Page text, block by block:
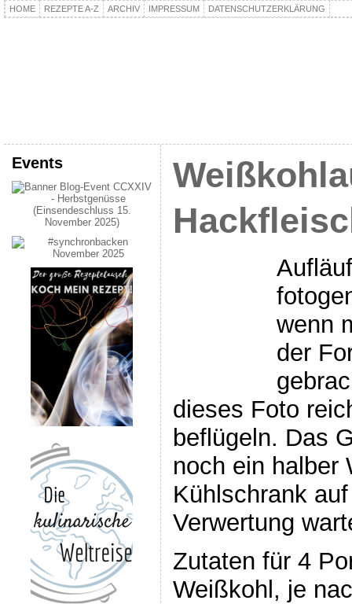
HOME REZEPTE A-Z ARCHIV IMPRESSUM DATENSCHUTZERKLÄRUNG
Events
wenn
der
dieses Foto
beflügeln. Das
noch ein halber
Kühlschrank
Verwertung
Zutaten für 4
Weißkohl, je